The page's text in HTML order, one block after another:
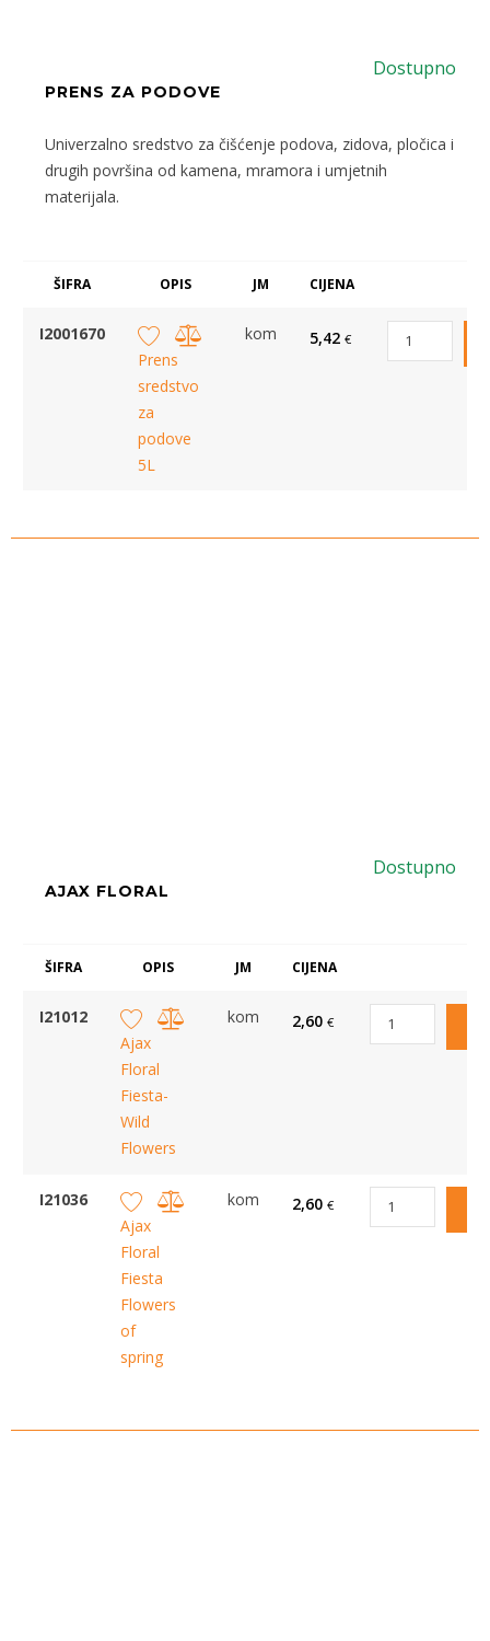
Dostupno
PRENS ZA PODOVE
Univerzalno sredstvo za čišćenje podova, zidova, pločica i
drugih površina od kamena, mramora i umjetnih
materijala.
ŠIFRA OPIS JM CIJENA
I2001670
Prens
sredstvo
za
podove
5L
kom 5,42 €
Dostupno
AJAX FLORAL
ŠIFRA OPIS JM CIJENA
I21012
Ajax
Floral
Fiesta-
Wild
Flowers
kom 2,60 €
I21036
Ajax
Floral
Fiesta
Flowers
of
spring
kom 2,60 €